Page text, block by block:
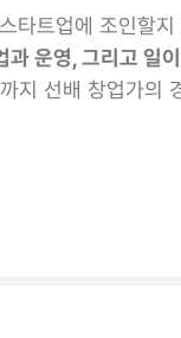
타트업에 조인할지
과 운영, 그리고 일
까지 선배 창업가의